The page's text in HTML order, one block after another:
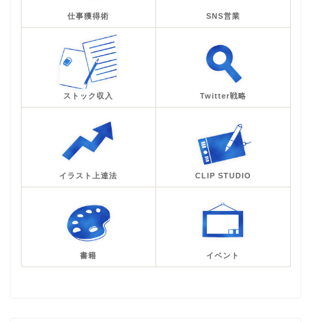
仕事獲得術 SNS営業
ストック収入 Twitter戦略
イラスト上達法 CLIP STUDIO
書籍 イベント